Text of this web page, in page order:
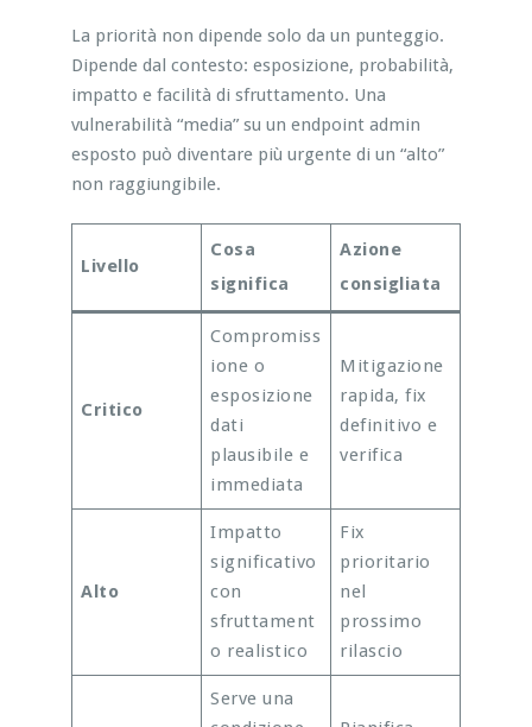
La priorità non dipende solo da un punteggio.
Dipende dal contesto: esposizione, probabilità,
impatto e facilità di sfruttamento. Una
vulnerabilità “media” su un endpoint admin
esposto può diventare più urgente di un “alto”
non raggiungibile.
Livello
Cosa
significa
Azione
consigliata
Critico
Compromiss
ione o
esposizione
dati
plausibile e
immediata
Mitigazione
rapida, fix
definitivo e
verifica
Alto
Impatto
significativo
con
sfruttament
o realistico
Fix
prioritario
nel
prossimo
rilascio
Serve una